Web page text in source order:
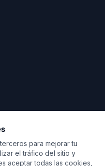
para mejorar tu
el tráfico del sitio y
aceptar todas las cookies,